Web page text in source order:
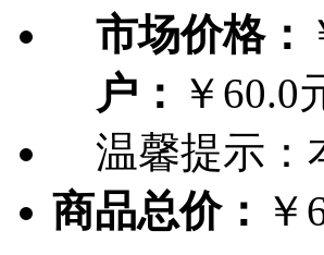
市场价格：
户： ￥60.0
温馨提示：
商品总价： ￥